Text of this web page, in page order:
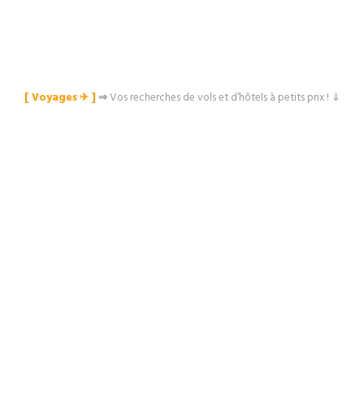
[ Voyages ✈︎ ]⇒Vos recherches de vols et d’hôtels à petits prix ! ⇓